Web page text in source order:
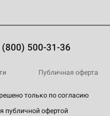
(800) 500-31-36
только по согласию
публичной офертой
Публичная оферта